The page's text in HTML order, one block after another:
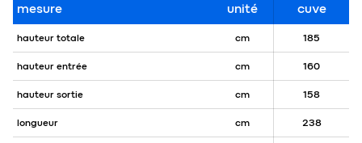
mesure unité cuve
hauteur totale cm 185
hauteur entrée cm 160
hauteur sortie cm 158
longueur cm 238